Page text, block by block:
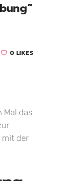
0 LIKES
Mal das
mit der